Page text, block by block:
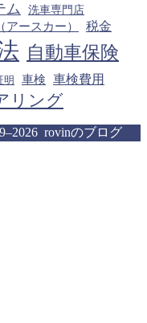
ム
洗車専門店
アースカー） 税金
自動車保険
明 車検 車検費用
リング
rovinのブログ